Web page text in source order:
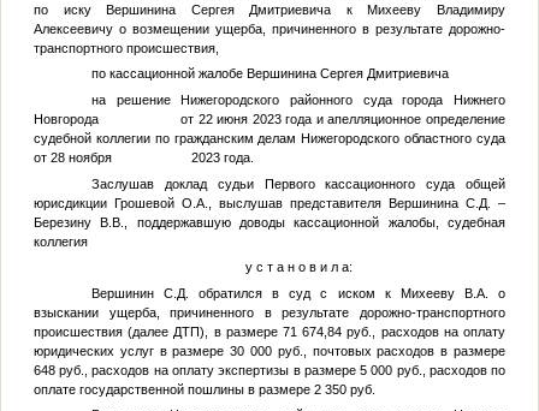
по иску Вершинина Сергея Дмитриевича к Михееву Владимиру
Алексеевичу о возмещении ущерба, причиненного в результате дорожно-
транспортного происшествия,
по кассационной жалобе Вершинина Сергея Дмитриевича
на решение Нижегородского районного суда города Нижнего
Новгорода от 22 июня 2023 года и апелляционное определение
судебной коллегии по гражданским делам Нижегородского областного суда
от 28 ноября 2023 года.
Заслушав доклад судьи Первого кассационного суда общей
юрисдикции Грошевой О.А., выслушав представителя Вершинина С.Д. –
Березину В.В., поддержавшую доводы кассационной жалобы, судебная
коллегия
у с т а н о в и л а:
Вершинин С.Д. обратился в суд с иском к Михееву В.А. о
взыскании ущерба, причиненного в результате дорожно-транспортного
происшествия (далее ДТП), в размере 71 674,84 руб., расходов на оплату
юридических услуг в размере 30 000 руб., почтовых расходов в размере
648 руб., расходов на оплату экспертизы в размере 5 000 руб., расходов по
оплате государственной пошлины в размере 2 350 руб.